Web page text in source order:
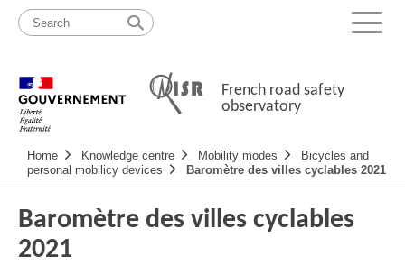
content
map
Menu
French road safety
observatory
Navigation
principale
Home Knowledge centre Mobility modes
Bicycles and
personal mobilicy devices
Baromètre des villes cyclables 2021
Baromètre des villes cyclables
2021